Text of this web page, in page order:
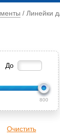
/ Линейки
800
Очистить